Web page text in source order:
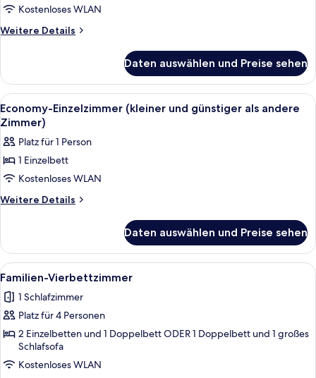
anzeigen
Kostenloses WLAN
Weitere Details
Weitere
Zimmer
Daten auswählen und Preise sehen
Alle
Fotos
für
Economy-
Einzelzimmer
(kleiner
und
andere
Zimmer)
anzeigen
Ein Schlafzimmer mit Holzschrank,
8
Economy-Einzelzimmer (kleiner und günstiger als andere
Zimmer)
Platz für 1 Person
1 Einzelbett
Kostenloses WLAN
Weitere Details
Weitere
Einzelzimmer
(kleiner
und
als
andere
Daten auswählen und Preise sehen
Alle
Fotos
für
Familien-
Vierbettzimmer
anzeigen
Familien-Vierbettzimmer |
5
Familien-Vierbettzimmer
1 Schlafzimmer
Platz für 4 Personen
2 Einzelbetten und 1 Doppelbett ODER 1 Doppelbett und 1 großes
Schlafsofa
Kostenloses WLAN